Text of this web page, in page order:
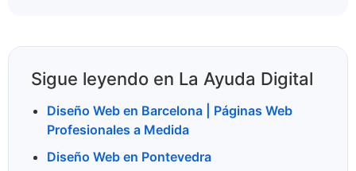
Sigue leyendo en La Ayuda Digital
Diseño Web en Barcelona | Páginas Web
Profesionales a Medida
Diseño Web en Pontevedra